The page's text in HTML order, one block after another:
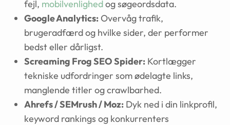
fejl, mobilvenlighedog søgeordsdata.
Google Analytics: Overvåg trafik,
brugeradfærd og hvilke sider, der performer
bedst eller dårligst.
Screaming Frog SEO Spider: Kortlægger
tekniske udfordringer som ødelagte links,
manglende titler og crawlbarhed.
Ahrefs / SEMrush / Moz: Dyk ned i din linkprofil,
keyword rankings og konkurrenters